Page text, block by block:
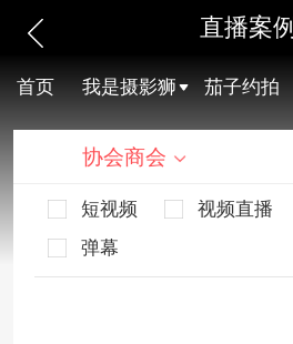
直播案例
首页 我是摄影狮 茄子约拍
协会商会
短视频 视频直播
弹幕